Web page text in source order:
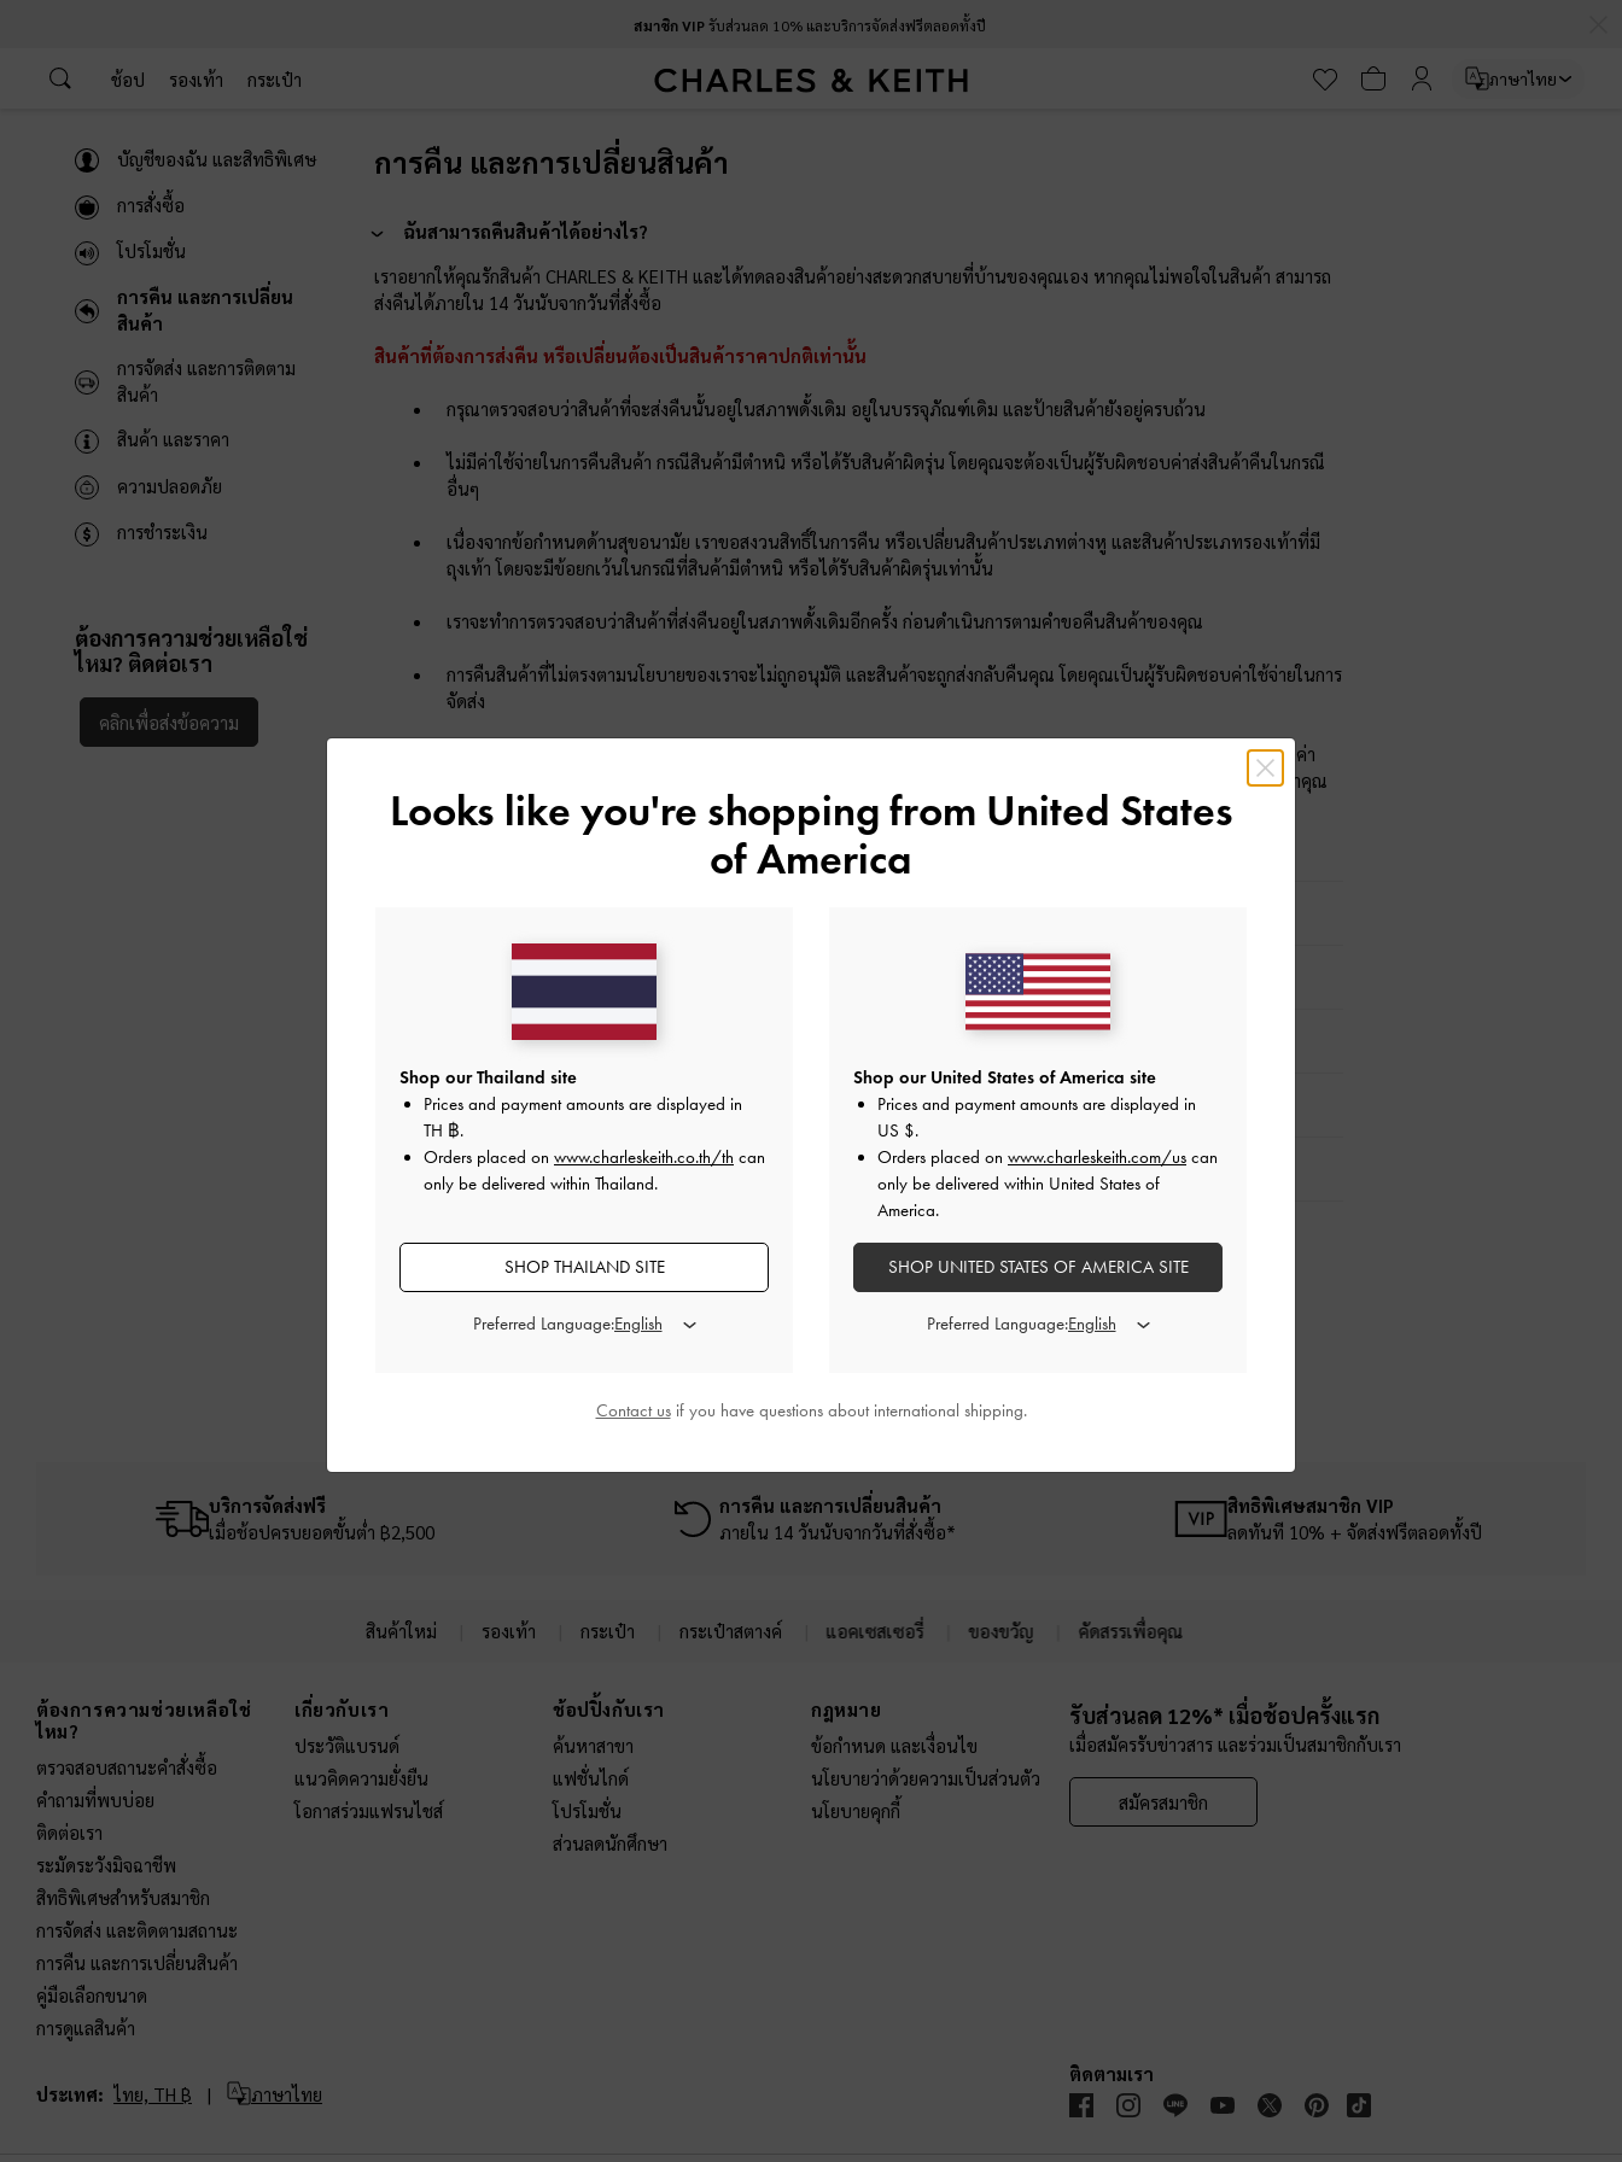
สมาชิก VIPรับส่วนลด 10% และบริการจัดส่งฟรีตลอดทั้งปี
ช้อป รองเท้า กระเป๋า ภาษาไทย
บัญชีของฉัน และสิทธิพิเศษ
การสั่งซื้อ
โปรโมชั่น
การคืน และการเปลี่ยน
สินค้า
การจัดส่ง และการติดตาม
สินค้า
สินค้า และราคา
ความปลอดภัย
การชำระเงิน
ต้องการความช่วยเหลือใช่
ไหม? ติดต่อเรา
คลิกเพื่อส่งข้อความ
การคืน และการเปลี่ยนสินค้า
ฉันสามารถคืนสินค้าได้อย่างไร?
เราอยากให้คุณรักสินค้า CHARLES & KEITH และได้ทดลองสินค้าอย่างสะดวกสบายที่บ้านของคุณเอง หากคุณไม่พอใจในสินค้า สามารถ
ส่งคืนได้ภายใน 14 วันนับจากวันที่สั่งซื้อ
สินค้าที่ต้องการส่งคืน หรือเปลี่ยนต้องเป็นสินค้าราคาปกติเท่านั้น
กรุณาตรวจสอบว่าสินค้าที่จะส่งคืนนั้นอยู่ในสภาพดั้งเดิม อยู่ในบรรจุภัณฑ์เดิม และป้ายสินค้ายังอยู่ครบถ้วน
ไม่มีค่าใช้จ่ายในการคืนสินค้า กรณีสินค้ามีตำหนิ หรือได้รับสินค้าผิดรุ่น โดยคุณจะต้องเป็นผู้รับผิดชอบค่าส่งสินค้าคืนในกรณี
อื่นๆ
เนื่องจากข้อกำหนดด้านสุขอนามัย เราขอสงวนสิทธิ์ในการคืน หรือเปลี่ยนสินค้าประเภทต่างหู และสินค้าประเภทรองเท้าที่มี
ถุงเท้า โดยจะมีข้อยกเว้นในกรณีที่สินค้ามีตำหนิ หรือได้รับสินค้าผิดรุ่นเท่านั้น
เราจะทำการตรวจสอบว่าสินค้าที่ส่งคืนอยู่ในสภาพดั้งเดิมอีกครั้ง ก่อนดำเนินการตามคำขอคืนสินค้าของคุณ
การคืนสินค้าที่ไม่ตรงตามนโยบายของเราจะไม่ถูกอนุมัติ และสินค้าจะถูกส่งกลับคืนคุณ โดยคุณเป็นผู้รับผิดชอบค่าใช้จ่ายในการ
จัดส่ง
ในกรณีสินค้าที่ส่งคืนมาจากคำสั่งซื้อที่มีของสมนาคุณ (GWP) และมูลค่าของคำสั่งซื้อหลังจากหักมูลค่าสินค้าคืน ต่ำกว่ามูลค่า
แรกที่ทำให้ได้รับของสมนาคุณ ของสมนาคุณนั้นจะต้องถูกส่งคืนมาด้วย หากไม่ได้ส่งคืน คุณจะต้องชำระเงินค่าของสมนาคุณ
ตามมูลค่าที่ระบุ
ขั้นตอนการคืนสินค้าที่หน้าสาขาเป็นอย่างไร?
ขั้นตอนการคืนสินค้าด้วยบริการ Drop off เป็นอย่างไร?
ฉันสามารถตรวจสอบสถานะการคืนสินค้าได้อย่างไร?
ฉันจะได้รับเงินคืนเมื่อไร?
บริการจัดส่งฟรี
เมื่อช้อปครบยอดขั้นต่ำ ฿2,500
การคืน และการเปลี่ยนสินค้า
ภายใน 14 วันนับจากวันที่สั่งซื้อ*
สิทธิพิเศษสมาชิก VIP
ลดทันที 10% + จัดส่งฟรีตลอดทั้งปี
สินค้าใหม่ รองเท้า กระเป๋า กระเป๋าสตางค์ แอคเซสเซอรี่ ของขวัญ คัดสรรเพื่อคุณ
ต้องการความช่วยเหลือใช่
ไหม?
ตรวจสอบสถานะคำสั่งซื้อ
คำถามที่พบบ่อย
ติดต่อเรา
ระมัดระวังมิจฉาชีพ
สิทธิพิเศษสำหรับสมาชิก
การจัดส่ง และติดตามสถานะ
การคืน และการเปลี่ยนสินค้า
คู่มือเลือกขนาด
การดูแลสินค้า
เกี่ยวกับเรา
ประวัติแบรนด์
แนวคิดความยั่งยืน
โอกาสร่วมแฟรนไชส์
ช้อปปิ้งกับเรา
ค้นหาสาขา
แฟชั่นไกด์
โปรโมชั่น
ส่วนลดนักศึกษา
กฎหมาย
ข้อกำหนด และเงื่อนไข
นโยบายว่าด้วยความเป็นส่วนตัว
นโยบายคุกกี้
รับส่วนลด 12%* เมื่อช้อปครั้งแรก
เมื่อสมัครรับข่าวสาร และร่วมเป็นสมาชิกกับเรา
สมัครสมาชิก
ประเทศ: ไทย, TH ฿ ภาษาไทย
ติดตามเรา
Looks like you're shopping from United States
of America
Shop our Thailand site
Prices and payment amounts are displayed in
TH ฿.
Orders placed on www.charleskeith.co.th/th can
only be delivered within Thailand.
SHOP THAILAND SITE
Preferred Language:
Shop our United States of America site
Prices and payment amounts are displayed in
US $.
Orders placed on www.charleskeith.com/us can
only be delivered within United States of
America.
SHOP UNITED STATES OF AMERICA SITE
Preferred Language:
Contact usif you have questions about international shipping.